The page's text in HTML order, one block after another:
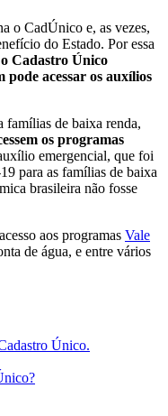
o CadÚnico e, as vezes,
do Estado. Por essa
Cadastro Único
pode acessar os auxílios
famílias de baixa renda,
os programas
emergencial, que foi
para as famílias de baixa
brasileira não fosse
aos programas Vale
de água, e entre vários
Único.